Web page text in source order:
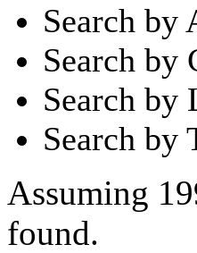
Search by
Search by
Search by
Search by
Assuming
found.